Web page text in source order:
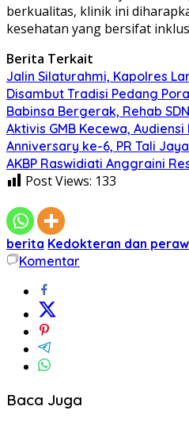
berkualitas, klinik ini
kesehatan yang bersifat
Berita Terkait
Jalin Silaturahmi, Kapolres
Disambut Tradisi Pedang
Babinsa Bergerak, Rehab
Aktivis GMB Kecewa,
Anniversary ke-6, PR Tali
AKBP Raswidiati Anggraini
Post Views: 133
berita Kedokteran dan
Komentar
Baca Juga